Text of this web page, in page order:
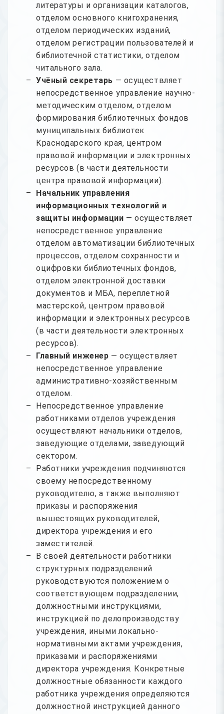
литературы и организации каталогов,
отделом основного книгохранения,
отделом периодических изданий,
отделом регистрации пользователей и
библиотечной статистики, отделом
читального зала.
Учёный секретарь — осуществляет
непосредственное управление научно-
методическим отделом, отделом
формирования библиотечных фондов
муниципальных библиотек
Краснодарского края, центром
правовой информации и электронных
ресурсов (в части деятельности
центра правовой информации).
Начальник управления
информационных технологий и
защиты информации — осуществляет
непосредственное управление
отделом автоматизации библиотечных
процессов, отделом сохранности и
оцифровки библиотечных фондов,
отделом электронной доставки
документов и МБА, переплетной
мастерской, центром правовой
информации и электронных ресурсов
(в части деятельности электронных
ресурсов).
Главный инженер — осуществляет
непосредственное управление
административно-хозяйственным
отделом.
Непосредственное управление
работниками отделов учреждения
осуществляют начальники отделов,
заведующие отделами, заведующий
сектором.
Работники учреждения подчиняются
своему непосредственному
руководителю, а также выполняют
приказы и распоряжения
вышестоящих руководителей,
директора учреждения и его
заместителей.
В своей деятельности работники
структурных подразделений
руководствуются положением о
соответствующем подразделении,
должностными инструкциями,
инструкцией по делопроизводству
учреждения, иными локально-
нормативными актами учреждения,
приказами и распоряжениями
директора учреждения. Конкретные
должностные обязанности каждого
работника учреждения определяются
должностной инструкцией данного